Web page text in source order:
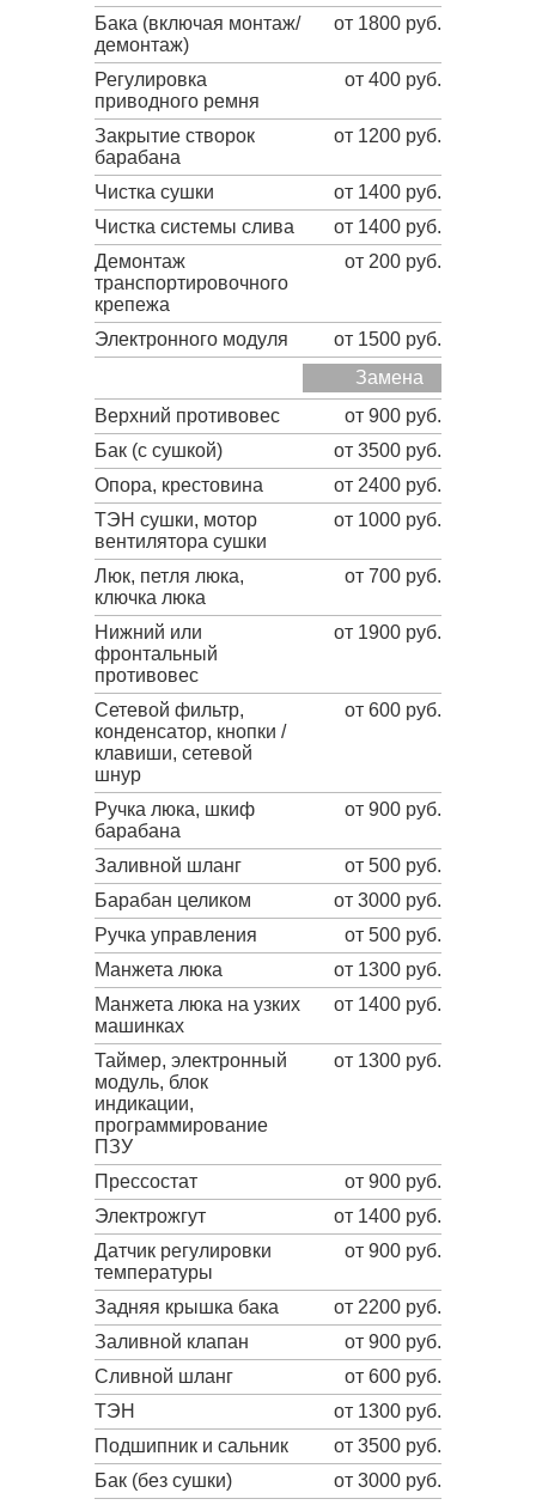
Бака (включая монтаж/
демонтаж)
от 1800 руб.
Регулировка
приводного ремня
от 400 руб.
Закрытие створок
барабана
от 1200 руб.
Чистка сушки
от 1400 руб.
Чистка системы слива
от 1400 руб.
Демонтаж
транспортировочного
крепежа
от 200 руб.
Электронного модуля
от 1500 руб.
Замена
Верхний противовес
от 900 руб.
Бак (с сушкой)
от 3500 руб.
Опора, крестовина
от 2400 руб.
ТЭН сушки, мотор
вентилятора сушки
от 1000 руб.
Люк, петля люка,
ключка люка
от 700 руб.
Нижний или
фронтальный
противовес
от 1900 руб.
Сетевой фильтр,
конденсатор, кнопки /
клавиши, сетевой
шнур
от 600 руб.
Ручка люка, шкиф
барабана
от 900 руб.
Заливной шланг
от 500 руб.
Барабан целиком
от 3000 руб.
Ручка управления
от 500 руб.
Манжета люка
от 1300 руб.
Манжета люка на узких
машинках
от 1400 руб.
Таймер, электронный
модуль, блок
индикации,
программирование
ПЗУ
от 1300 руб.
Прессостат
от 900 руб.
Электрожгут
от 1400 руб.
Датчик регулировки
температуры
от 900 руб.
Задняя крышка бака
от 2200 руб.
Заливной клапан
от 900 руб.
Сливной шланг
от 600 руб.
ТЭН
от 1300 руб.
Подшипник и сальник
от 3500 руб.
Бак (без сушки)
от 3000 руб.